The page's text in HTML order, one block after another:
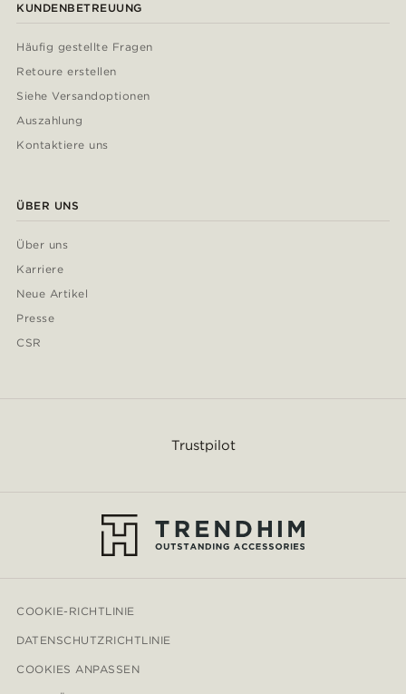
KUNDENBETREUUNG
Häufig gestellte Fragen
Retoure erstellen
Siehe Versandoptionen
Auszahlung
Kontaktiere uns
ÜBER UNS
Über uns
Karriere
Neue Artikel
Presse
CSR
Trustpilot
COOKIE-RICHTLINIE
DATENSCHUTZRICHTLINIE
COOKIES ANPASSEN